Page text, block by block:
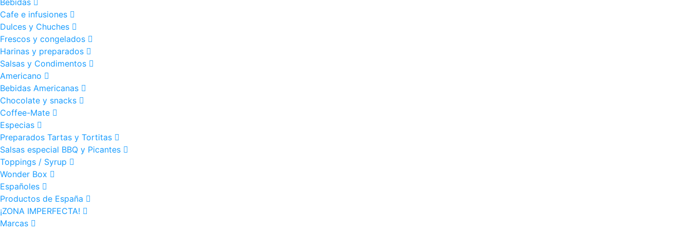
Cafe e infusiones
Dulces y Chuches
Frescos y congelados
Harinas y preparados
Salsas y Condimentos
Americano
Bebidas Americanas
Chocolate y snacks
Coffee-Mate
Especias
Preparados Tartas y Tortitas
Salsas especial BBQ y Picantes
Toppings / Syrup
Wonder Box
Españoles
Productos de España
¡ZONA IMPERFECTA!
Marcas